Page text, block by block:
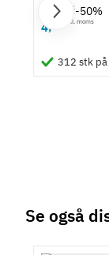
Farve
Metalfarvet
M4 bolt
9,25 kr-50%
4, Inkl. moms
312 stk
Se også